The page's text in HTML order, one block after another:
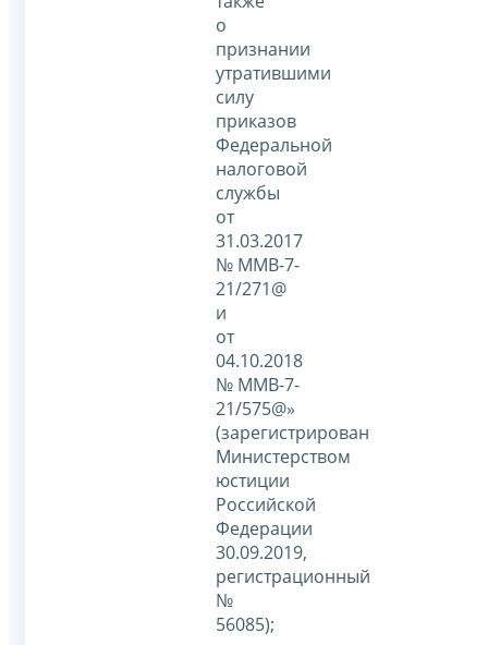
о
признании
утратившими
силу
приказов
Федеральной
налоговой
службы
от
31.03.2017
№ ММВ-7-
21/271@
и
от
04.10.2018
№ ММВ-7-
21/575@»
(зарегистрирован
Министерством
юстиции
Российской
Федерации
30.09.2019,
регистрационный
№
56085);